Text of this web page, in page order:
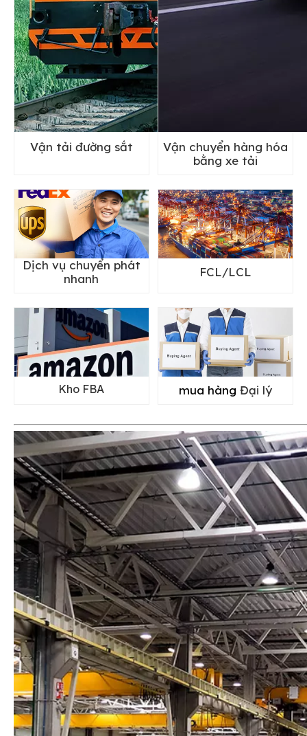
Vận tải đường sắt
Vận chuyển hàng hóa
bằng xe tải
Dịch vụ chuyển phát
nhanh
FCL/LCL
Kho FBA mua hàng Đại lý